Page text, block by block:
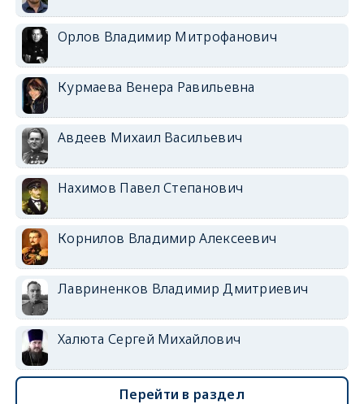
Орлов Владимир Митрофанович
Курмаева Венера Равильевна
Авдеев Михаил Васильевич
Нахимов Павел Степанович
Корнилов Владимир Алексеевич
Лавриненков Владимир Дмитриевич
Халюта Сергей Михайлович
Перейти в раздел